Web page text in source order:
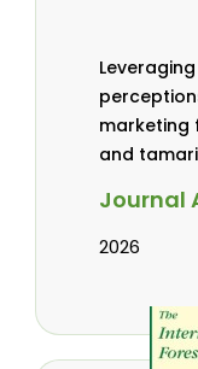
marketing
and
Journal
2026